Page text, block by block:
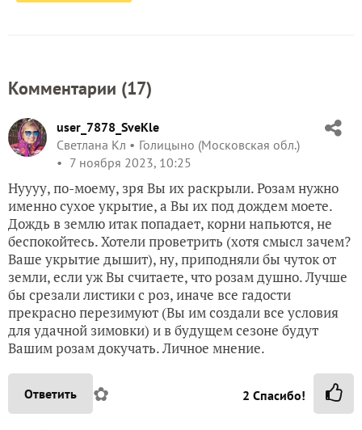
Комментарии (17)
user_7878_SveKle
Светлана Кл
Голицыно (Московская обл.)
7 ноября 2023, 10:25
Нуууу, по-моему, зря Вы их раскрыли. Розам нужно
именно сухое укрытие, а Вы их под дождем моете.
Дождь в землю итак попадает, корни напьются, не
беспокойтесь. Хотели проветрить (хотя смысл зачем?
Ваше укрытие дышит), ну, приподняли бы чуток от
земли, если уж Вы считаете, что розам душно. Лучше
бы срезали листики с роз, иначе все гадости
прекрасно перезимуют (Вы им создали все условия
для удачной зимовки) и в будущем сезоне будут
Вашим розам докучать. Личное мнение.
Ответить ✿ 2 Спасибо!